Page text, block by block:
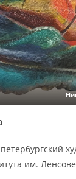
им.